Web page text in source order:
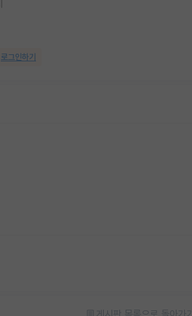
로그인하기
게시판 목록으로 돌아가기